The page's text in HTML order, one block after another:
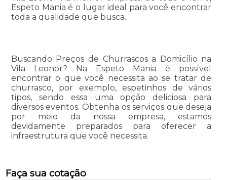
Espeto Mania é o lugar ideal para você encontrar
toda a qualidade que busca.
Buscando Preços de Churrascos a Domicílio na
Vila Leonor? Na Espeto Mania é possível
encontrar o que você necessita ao se tratar de
churrasco, por exemplo, espetinhos de vários
tipos, sendo essa uma opção deliciosa para
diversos eventos. Obtenha os serviços que deseja
por meio da nossa empresa, estamos
devidamente preparados para oferecer a
infraestrutura que você necessita.
Faça sua cotação